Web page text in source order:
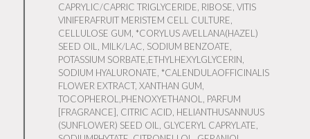
CAPRYLIC/CAPRIC TRIGLYCERIDE, RIBOSE, VITIS
VINIFERAFRUIT MERISTEM CELL CULTURE,
CELLULOSE GUM, *CORYLUS AVELLANA(HAZEL)
SEED OIL, MILK/LAC, SODIUM BENZOATE,
POTASSIUM SORBATE,ETHYLHEXYLGLYCERIN,
SODIUM HYALURONATE, *CALENDULAOFFICINALIS
FLOWER EXTRACT, XANTHAN GUM,
TOCOPHEROL,PHENOXYETHANOL, PARFUM
[FRAGRANCE], CITRIC ACID, HELIANTHUSANNUUS
(SUNFLOWER) SEED OIL, GLYCERYL CAPRYLATE,